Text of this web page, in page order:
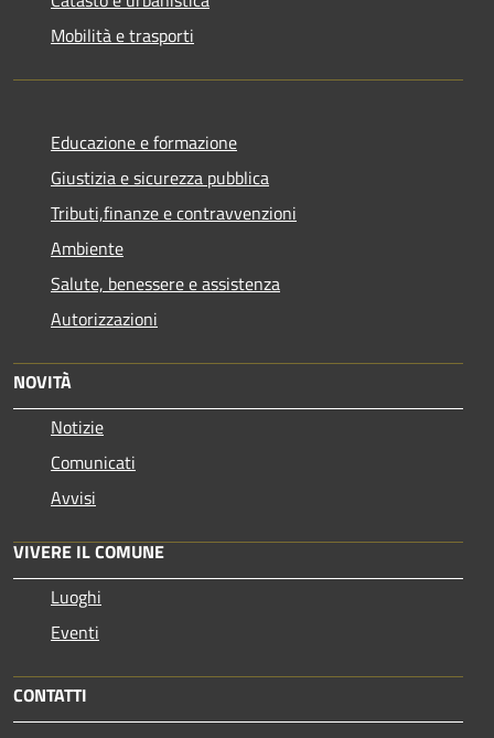
Mobilità e trasporti
Educazione e formazione
Giustizia e sicurezza pubblica
Tributi,finanze e contravvenzioni
Ambiente
Salute, benessere e assistenza
Autorizzazioni
NOVITÀ
Notizie
Comunicati
Avvisi
VIVERE IL COMUNE
Luoghi
Eventi
CONTATTI